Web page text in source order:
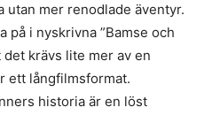
mer renodlade äventyr.
på i nyskrivna ”Bamse och
krävs lite mer av en
ett långfilmsformat.
historia är en löst